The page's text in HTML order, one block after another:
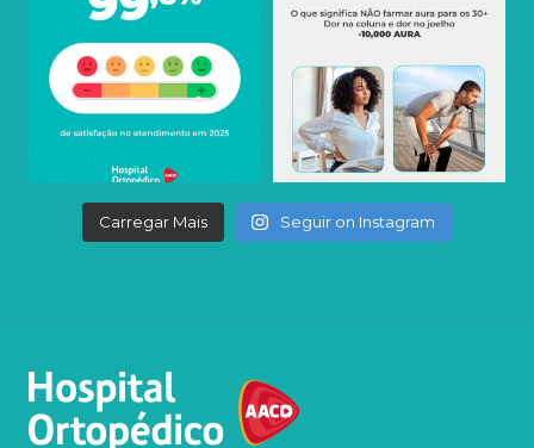
Carregar Mais Seguir on Instagram